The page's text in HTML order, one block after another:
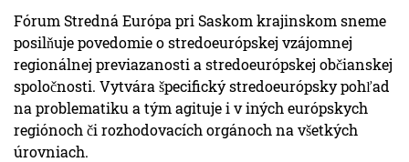
Fórum Stredná Európa pri Saskom krajinskom sneme
posilňuje povedomie o stredoeurópskej vzájomnej
regionálnej previazanosti a stredoeurópskej občianskej
spoločnosti. Vytvára špecifický stredoeurópsky pohľad
na problematiku a tým agituje i v iných európskych
regiónoch či rozhodovacích orgánoch na všetkých
úrovniach.